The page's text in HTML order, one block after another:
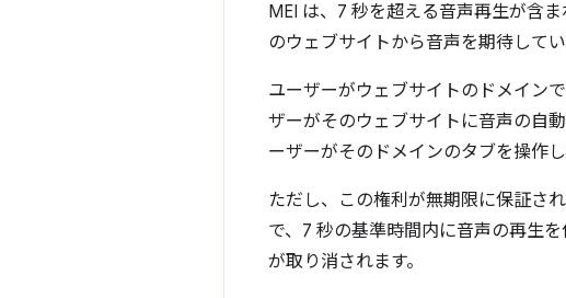
MEI は、7 秒を超える音声再生が含
のウェブサイトから音声を期待して
ユーザーがウェブサイトのドメイン
ザーがそのウェブサイトに音声の自
ーザーがそのドメインのタブを操作
ただし、この権利が無期限に保証さ
で、7 秒の基準時間内に音声の再生
が取り消されます。